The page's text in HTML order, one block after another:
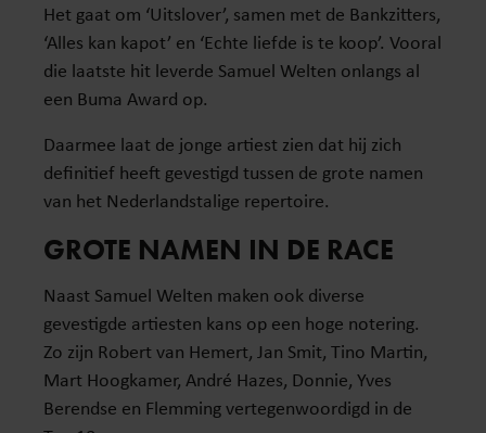
Het gaat om ‘Uitslover’, samen met de Bankzitters,
‘Alles kan kapot’ en ‘Echte liefde is te koop’. Vooral
die laatste hit leverde Samuel Welten onlangs al
een Buma Award op.
Daarmee laat de jonge artiest zien dat hij zich
definitief heeft gevestigd tussen de grote namen
van het Nederlandstalige repertoire.
GROTE NAMEN IN DE RACE
Naast Samuel Welten maken ook diverse
gevestigde artiesten kans op een hoge notering.
Zo zijn Robert van Hemert, Jan Smit, Tino Martin,
Mart Hoogkamer, André Hazes, Donnie, Yves
Berendse en Flemming vertegenwoordigd in de